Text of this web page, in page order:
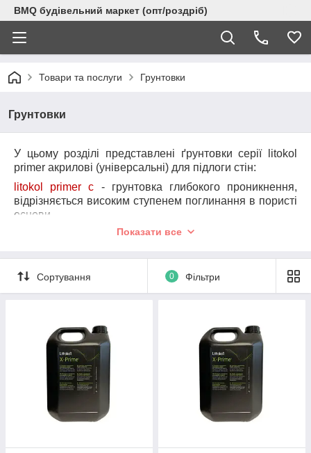
BMQ будівельний маркет (опт/роздріб)
Товари та послуги Грунтовки
Грунтовки
У цьому розділі представлені ґрунтовки серії litokol
primer акрилові (універсальні) для підлоги стін:
itokol primerc
- грунтовка глибокого проникнення,
відрізняється високим ступенем поглинання в пористі
основи.
– грунтовка для штукатурної і гіпсової
Бажаємо Вам вдалих покупок !
Показати все
Сортування 0 Фільтри